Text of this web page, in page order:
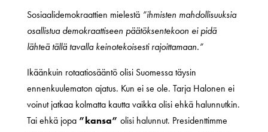
Sosiaalidemokraattien mielestä ”ihmisten mahdollisuuksia
osallistua demokraattiseen päätöksentekoon ei pidä
lähteä tällä tavalla keinotekoisesti rajoittamaan.”
Ikäänkuin rotaatiosääntö olisi Suomessa täysin
ennenkuulematon ajatus. Kun ei se ole. Tarja Halonen ei
voinut jatkaa kolmatta kautta vaikka olisi ehkä halunnutkin.
Tai ehkä jopa ”kansa” olisi halunnut. Presidenttimme